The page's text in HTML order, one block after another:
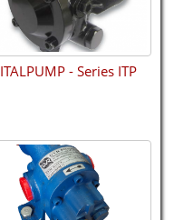
ITALPUMP - Series ITP